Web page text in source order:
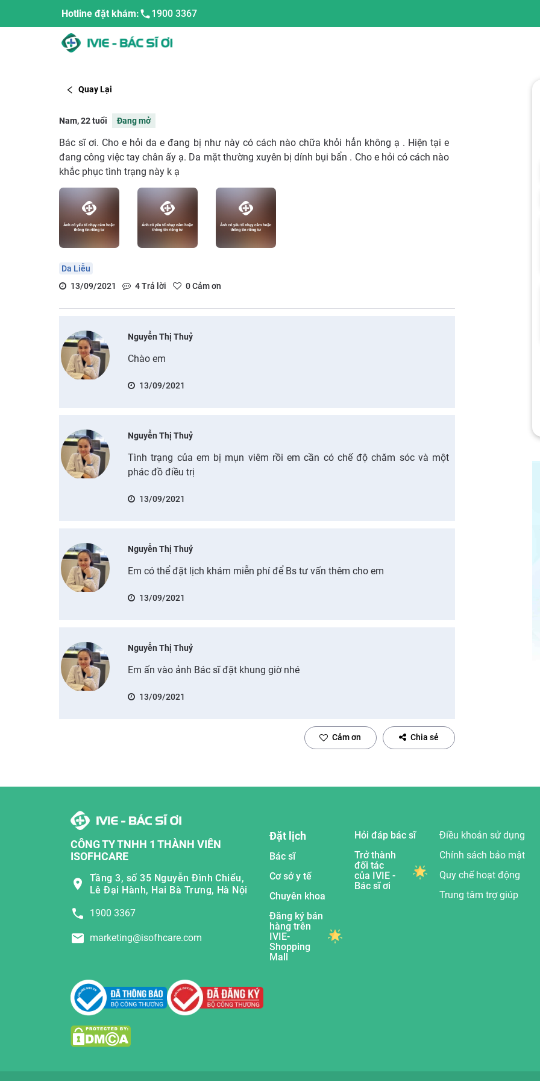
Hotline đặt khám: 1900 3367
Quay Lại
Nam, 22 tuổi Đang mở
Bác sĩ ơi. Cho e hỏi da e đang bị như này có cách nào chữa khỏi hẳn không ạ . Hiện tại e
đang công việc tay chân ấy ạ. Da mặt thường xuyên bị dính bụi bẩn . Cho e hỏi có cách nào
khắc phục tình trạng này k ạ
Da Liễu
13/09/2021
4Trả lời 0Cảm ơn
Nguyễn Thị Thuỷ
Chào em
13/09/2021
Nguyễn Thị Thuỷ
Tình trạng của em bị mụn viêm rồi em cần có chế độ chăm sóc và một
phác đồ điều trị
13/09/2021
Nguyễn Thị Thuỷ
Em có thể đặt lịch khám miễn phí để Bs tư vấn thêm cho em
13/09/2021
Nguyễn Thị Thuỷ
Em ấn vào ảnh Bác sĩ đặt khung giờ nhé
13/09/2021
Cảm ơn Chia sẻ
CÔNG TY TNHH 1 THÀNH VIÊN
ISOFHCARE
Tầng 3, số 35 Nguyễn Đình Chiểu,
Lê Đại Hành, Hai Bà Trưng, Hà Nội
1900 3367
marketing@isofhcare.com
Đặt lịch
Bác sĩ
Cơ sở y tế
Chuyên khoa
Đăng ký bán
hàng trên
IVIE-
Shopping
Mall
Hỏi đáp bác sĩ
Trở thành
đối tác
của IVIE -
Bác sĩ ơi
Điều khoản sử dụng
Chính sách bảo mật
Quy chế hoạt động
Trung tâm trợ giúp